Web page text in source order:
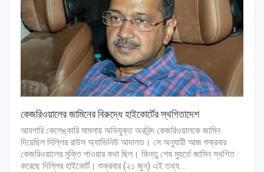
কেজরিওয়ালের জামিনের বিরুদ্ধে হাইকোর্টের স্থগিতাদেশ
আবগারি কেলেঙ্কারি মামলায় অভিযুক্ত অরবিন্দ কেজরিওয়ালকে জামিন
দিয়েছিল দিল্লির রাউস অ্যাভিনিউ আদালত। সে অনুযায়ী আজ শুক্রবার
কেজরিওয়ালের মুক্তি পাওয়ার কথা ছিল। কিন্তু শেষ মুহুর্তে জামিন স্থগিত
করেছে দিল্লির হাইকোর্ট। শুক্রবার (২১ জুন) এই তথ্য…